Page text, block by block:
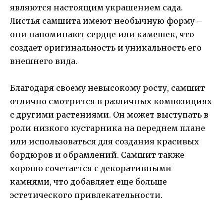
являются настоящим украшением сада.
Листья самшита имеют необычную форму –
они напоминают сердце или камешек, что
создает оригинальность и уникальность его
внешнего вида.
Благодаря своему невысокому росту, самшит
отлично смотрится в различных композициях
с другими растениями. Он может выступать в
роли низкого кустарника на переднем плане
или использоваться для создания красивых
бордюров и обрамлений. Самшит также
хорошо сочетается с декоративными
камнями, что добавляет еще больше
эстетического привлекательности.